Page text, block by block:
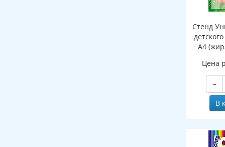
Стенд
А4
Цена
−
В